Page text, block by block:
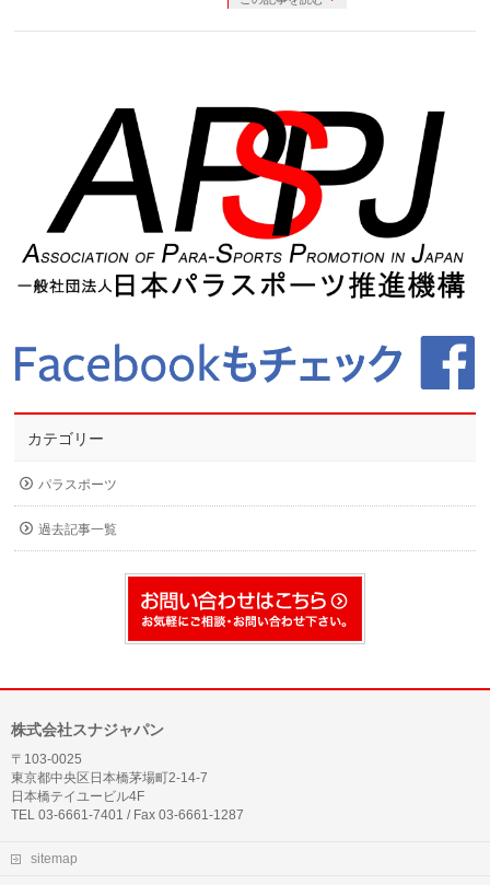
カテゴリー
パラスポーツ
過去記事一覧
株式会社スナジャパン
〒103-0025
東京都中央区日本橋茅場町2-14-7
日本橋テイユービル4F
TEL 03-6661-7401 / Fax 03-6661-1287
sitemap